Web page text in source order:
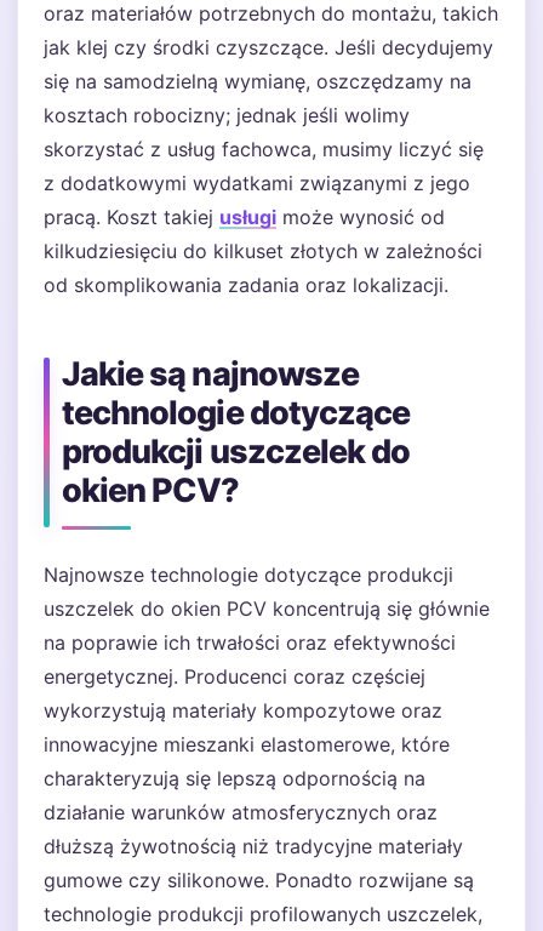
oraz materiałów potrzebnych do montażu, takich
jak klej czy środki czyszczące. Jeśli decydujemy
się na samodzielną wymianę, oszczędzamy na
kosztach robocizny; jednak jeśli wolimy
skorzystać z usług fachowca, musimy liczyć się
z dodatkowymi wydatkami związanymi z jego
pracą. Koszt takiej usługi może wynosić od
kilkudziesięciu do kilkuset złotych w zależności
od skomplikowania zadania oraz lokalizacji.
Jakie są najnowsze
technologie dotyczące
produkcji uszczelek do
okien PCV?
Najnowsze technologie dotyczące produkcji
uszczelek do okien PCV koncentrują się głównie
na poprawie ich trwałości oraz efektywności
energetycznej. Producenci coraz częściej
wykorzystują materiały kompozytowe oraz
innowacyjne mieszanki elastomerowe, które
charakteryzują się lepszą odpornością na
działanie warunków atmosferycznych oraz
dłuższą żywotnością niż tradycyjne materiały
gumowe czy silikonowe. Ponadto rozwijane są
technologie produkcji profilowanych uszczelek,